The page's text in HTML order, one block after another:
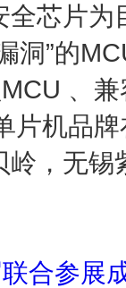
芯片为
洞”的
MCU 、
片机品
岭，无
联合参展